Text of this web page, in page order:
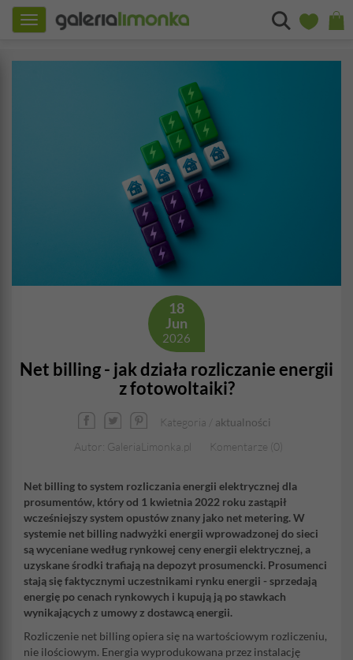
Toggle
navigation
18
Jun
2026
Net billing - jak działa rozliczanie energii
z fotowoltaiki?
Kategoria / aktualności
Autor: GaleriaLimonka.pl
Komentarze (0)
Net billing to system rozliczania energii elektrycznej dla
prosumentów, który od 1 kwietnia 2022 roku zastąpił
wcześniejszy system opustów znany jako net metering. W
systemie net billing nadwyżki energii wprowadzonej do sieci
są wyceniane według rynkowej ceny energii elektrycznej, a
uzyskane środki trafiają na depozyt prosumencki. Prosumenci
stają się faktycznymi uczestnikami rynku energii - sprzedają
energię po cenach rynkowych i kupują ją po stawkach
wynikających z umowy z dostawcą energii.
Rozliczenie net billing opiera się na wartościowym rozliczeniu,
nie ilościowym. Energia wyprodukowana przez instalację